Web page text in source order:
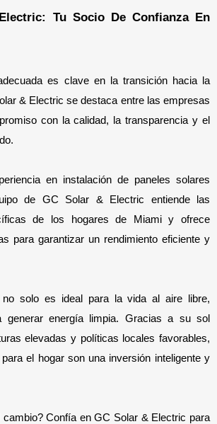
Tu Socio De Confianza En
es clave en la transición hacia la
& Electric se destaca entre las empresas
con la calidad, la transparencia y el
en instalación de paneles solares
de GC Solar & Electric entiende las
de los hogares de Miami y ofrece
para garantizar un rendimiento eficiente y
solo es ideal para la vida al aire libre,
generar energía limpia. Gracias a su sol
elevadas y políticas locales favorables,
el hogar son una inversión inteligente y
Confía en GC Solar & Electric para